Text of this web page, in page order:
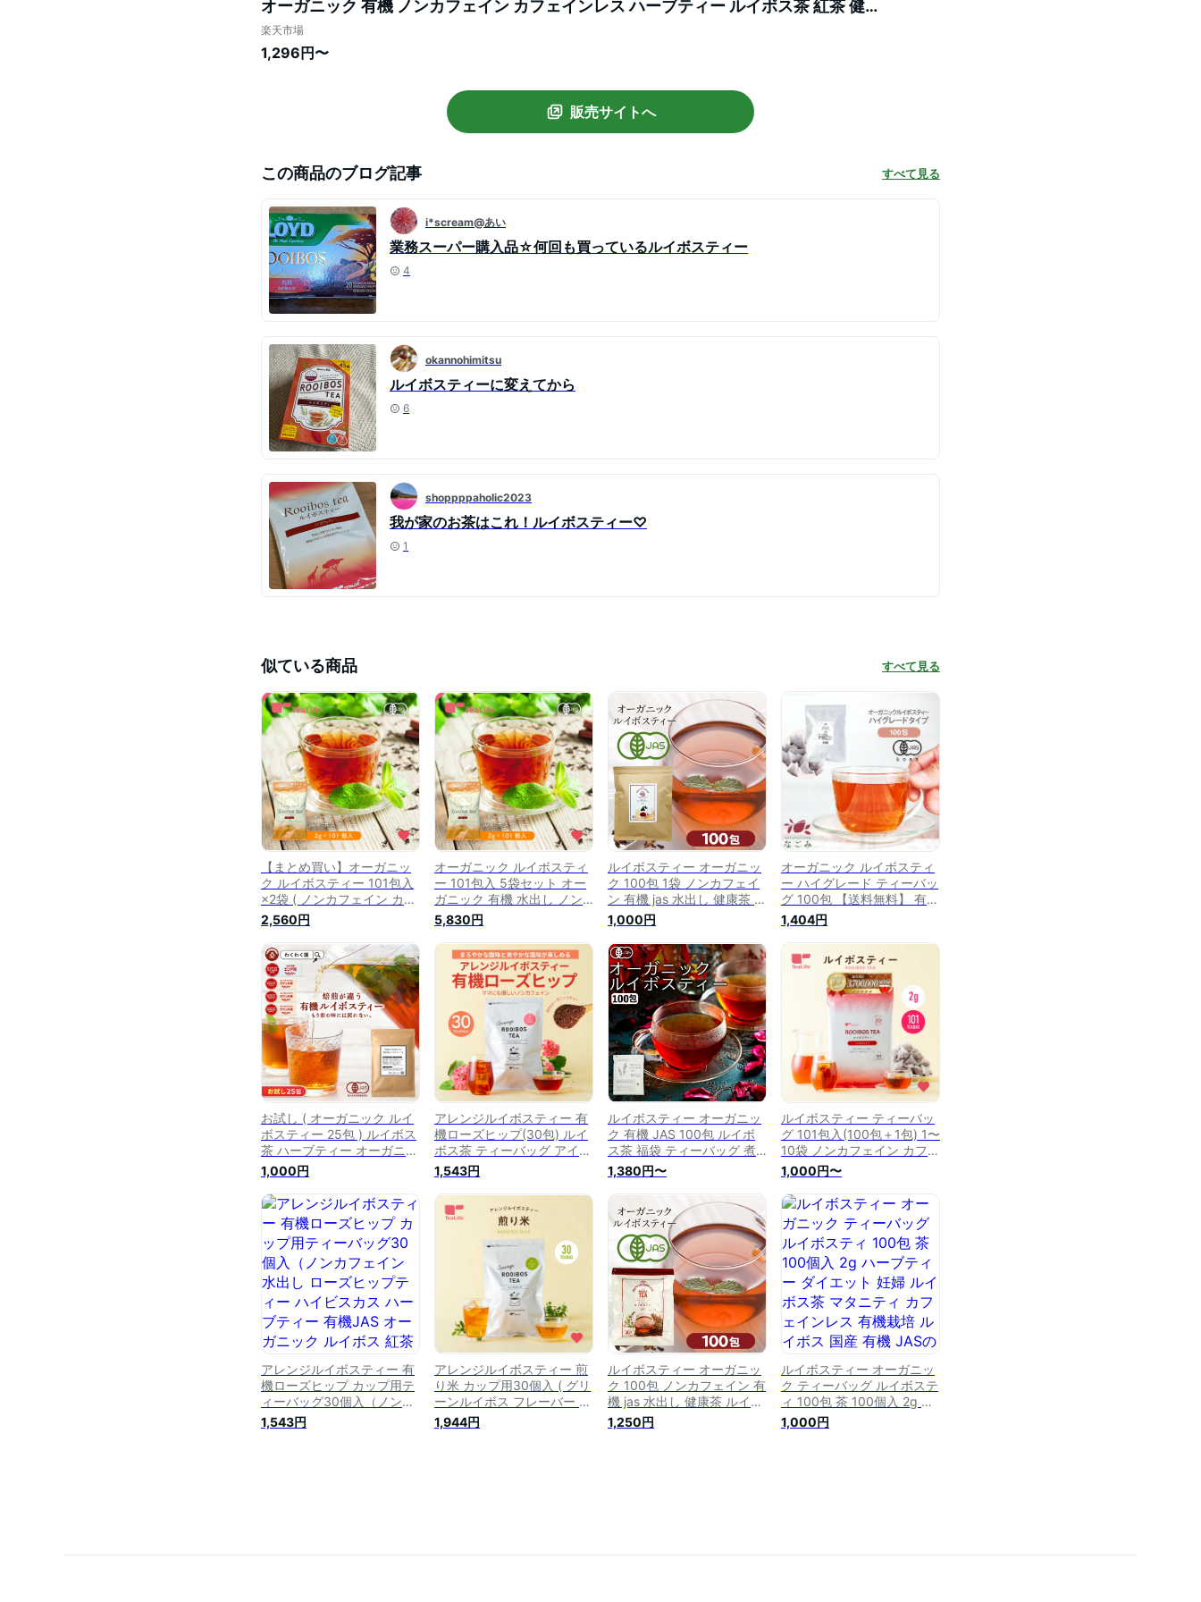
オーガニック 有機 ノンカフェイン カフェインレス ハーブティー ルイボス茶 紅茶 健
康飲料 健康茶 お茶 ティーバッグ ティーパック 送料無料 ) 《ランキング受賞》
楽天市場
1,296円〜
販売サイトへ
この商品のブログ記事 すべて見る
i*scream@あい
業務スーパー購入品☆何回も買っているルイボスティー
4
okannohimitsu
ルイボスティーに変えてから
6
shoppppaholic2023
我が家のお茶はこれ！ルイボスティー♡
1
似ている商品 すべて見る
【まとめ買い】オーガニッ
ク ルイボスティー 101包入
×2袋 ( ノンカフェイン カフ
ェインレス ルイボスティー
オーガニック 有機 有機JAS
水出し ティーバッグ ティー
パック ハーブティー お茶
ルイボス茶 紅茶 送料無料 )
2,560円
オーガニック ルイボスティ
ー 101包入 5袋セット オー
ガニック 有機 水出し ノン
カフェイン ティーバッグ テ
ィーパック ハーブティー お
茶 ルイボス茶 紅茶 送料無
5,830円
ルイボスティー オーガニッ
ク 100包 1袋 ノンカフェイ
ン 有機 jas 水出し 健康茶 ル
イボス ハーブティー 茶 お
茶 オーガニックルイボステ
ィー 有機ルイボスティー テ
ィーバッグ 安全 妊婦 ルイ
ボス茶 オーガニックティー
カーミエン
1,000円
オーガニック ルイボスティ
ー ハイグレード ティーバッ
グ 100包 【送料無料】 有機
JAS なごみ メガ盛り ノンカ
フェイン カフェインレス 妊
活 お茶 ハーブティー ルイ
ボス茶 紅茶 温活 マタニテ
ィ 100個入り ランキング ギ
フト 健康茶 健康飲料 コス
パ まろやか 美容茶
1,404円
お試し ( オーガニック ルイ
ボスティー 25包 ) ルイボス
茶 ハーブティー オーガニッ
クルイボスティー 有機 JAS
ティーバッグ ティーパック
ノンカフェイン 授乳 健康
美容 妊婦 お茶 ママ 妊娠中
送料無料 1000円
1,000円
アレンジルイボスティー 有
機ローズヒップ(30包) ルイ
ボス茶 ティーバッグ アイス
ティー ハーブティー マタニ
ティ 妊婦 お茶 紅茶 美容茶
健康茶 ノンカフェイン ルイ
ボス ダイエットティー
1,543円
ルイボスティー オーガニッ
ク 有機 JAS 100包 ルイボ
ス茶 福袋 ティーバッグ 煮
出し 水出し アイスティー
ハーブティー お茶 紅茶 美
容茶 健康茶 ノンカフェイン
ふくちゃ がぶ飲み ルイボス
ティー ruibosu
1,380円〜
ルイボスティー ティーバッ
グ 101包入(100包＋1包) 1〜
10袋 ノンカフェイン カフェ
インレス ハーブティー ミネ
ラル お茶 ルイボス茶 紅茶
水出し 冷茶 ギフト お得 健
康茶 大容量 ティーパック
送料無料 ティーライフ
1,000円〜
アレンジルイボスティー 有
機ローズヒップ カップ用テ
ィーバッグ30個入（ノンカ
フェイン 水出し ローズヒッ
プティー ハイビスカス ハー
1,543円
アレンジルイボスティー 煎
り米 カップ用30個入 ( グリ
ーンルイボス フレーバー テ
ィーバッグ 4g×30包 ノン
カフェイン カフェインレス
1,944円
ルイボスティー オーガニッ
ク 100包 ノンカフェイン 有
機 jas 水出し 健康茶 ルイボ
ス ルイボスティ ハーブティ
ー 茶 お茶 カフェイン 有機
1,250円
ルイボスティー オーガニッ
ク ティーバッグ ルイボステ
ィ 100包 茶 100個入 2g ハ
ーブティー ダイエット 妊婦
ルイボス茶 マタニティ カフ
1,000円